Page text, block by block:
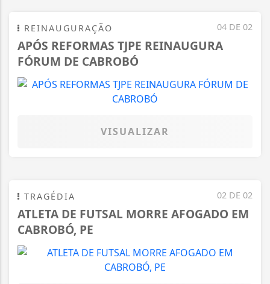
04 DE 02
REINAUGURAÇÃO
APÓS REFORMAS TJPE REINAUGURA
FÓRUM DE CABROBÓ
VISUALIZAR
02 DE 02
TRAGÉDIA
ATLETA DE FUTSAL MORRE AFOGADO EM
CABROBÓ, PE